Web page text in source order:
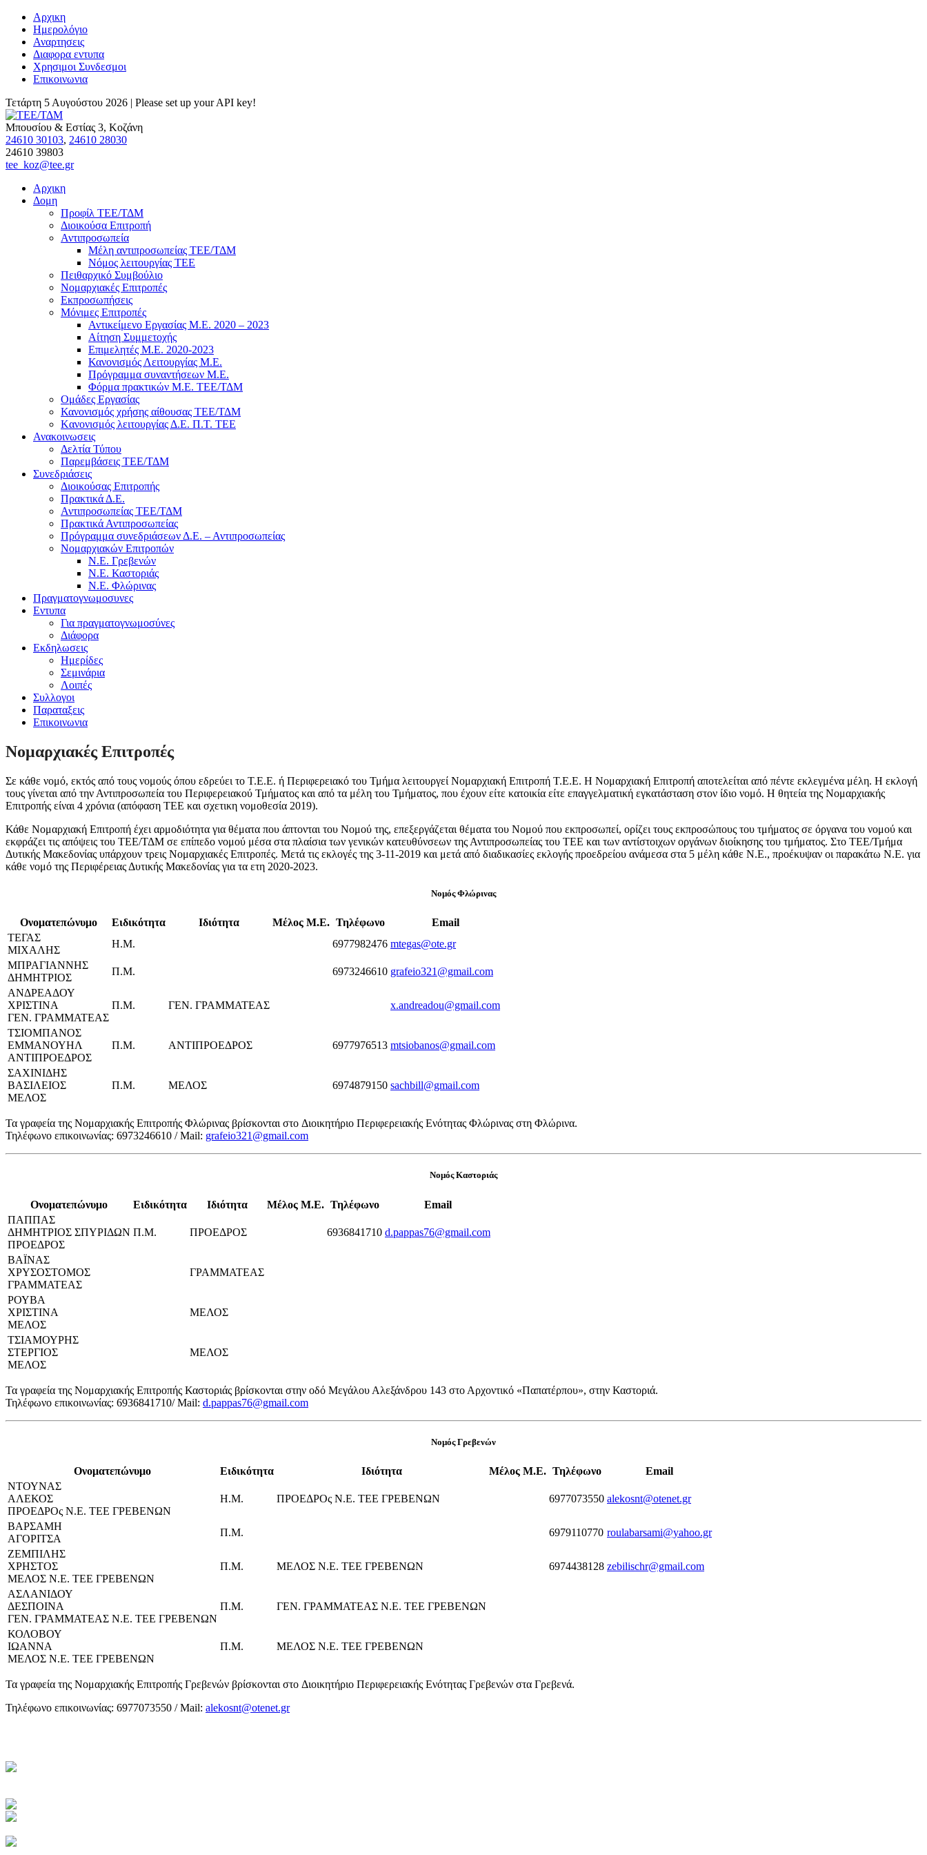
Αρχικη
Ημερολόγιο
Αναρτησεις
Διαφορα εντυπα
Χρησιμοι Συνδεσμοι
Επικοινωνια
Τετάρτη 5 Αυγούστου 2026 | Please set up your API key!
Μπουσίου & Εστίας 3, Κοζάνη
24610 30103, 24610 28030
24610 39803
tee_koz@tee.gr
Αρχικη
Δομη
Προφίλ ΤΕΕ/ΤΔΜ
Διοικούσα Επιτροπή
Αντιπροσωπεία
Μέλη αντιπροσωπείας ΤΕΕ/ΤΔΜ
Νόμος λειτουργίας ΤΕΕ
Πειθαρχικό Συμβούλιο
Νομαρχιακές Επιτροπές
Εκπροσωπήσεις
Μόνιμες Επιτροπές
Αντικείμενο Εργασίας Μ.Ε. 2020 – 2023
Αίτηση Συμμετοχής
Επιμελητές Μ.Ε. 2020-2023
Κανονισμός Λειτουργίας Μ.Ε.
Πρόγραμμα συναντήσεων M.E.
Φόρμα πρακτικών Μ.Ε. ΤΕΕ/ΤΔΜ
Ομάδες Εργασίας
Κανονισμός χρήσης αίθουσας ΤΕΕ/ΤΔΜ
Kανονισμός λειτουργίας Δ.Ε. Π.Τ. ΤΕΕ
Ανακοινωσεις
Δελτία Τύπου
Παρεμβάσεις ΤΕΕ/ΤΔΜ
Συνεδριάσεις
Διοικούσας Επιτροπής
Πρακτικά Δ.Ε.
Αντιπροσωπείας ΤΕΕ/ΤΔΜ
Πρακτικά Αντιπροσωπείας
Πρόγραμμα συνεδριάσεων Δ.Ε. – Αντιπροσωπείας
Νομαρχιακών Επιτροπών
Ν.Ε. Γρεβενών
Ν.Ε. Καστοριάς
Ν.Ε. Φλώρινας
Πραγματογνωμοσυνες
Εντυπα
Για πραγματογνωμοσύνες
Διάφορα
Εκδηλωσεις
Ημερίδες
Σεμινάρια
Λοιπές
Συλλογοι
Παραταξεις
Επικοινωνια
Νομαρχιακές Επιτροπές
Σε κάθε νομό, εκτός από τους νομούς όπου εδρεύει το Τ.Ε.Ε. ή Περιφερειακό του Τμήμα λειτουργεί Νομαρχιακή Επιτροπή Τ.Ε.Ε. Η Νομαρχιακή Επιτροπή αποτελείται από πέντε εκλεγμένα μέλη. Η εκλογή
τους γίνεται από την Αντιπροσωπεία του Περιφερειακού Τμήματος και από τα μέλη του Τμήματος, που έχουν είτε κατοικία είτε επαγγελματική εγκατάσταση στον ίδιο νομό. Η θητεία της Νομαρχιακής
Επιτροπής είναι 4 χρόνια (απόφαση ΤΕΕ και σχετικη νομοθεσία 2019).
Κάθε Νομαρχιακή Επιτροπή έχει αρμοδιότητα για θέματα που άπτονται του Νομού της, επεξεργάζεται θέματα του Νομού που εκπροσωπεί, ορίζει τους εκπροσώπους του τμήματος σε όργανα του νομού και
εκφράζει τις απόψεις του ΤΕΕ/ΤΔΜ σε επίπεδο νομού μέσα στα πλαίσια των γενικών κατευθύνσεων της Αντιπροσωπείας του ΤΕΕ και των αντίστοιχων οργάνων διοίκησης του τμήματος. Στο ΤΕΕ/Τμήμα
Δυτικής Μακεδονίας υπάρχουν τρεις Νομαρχιακές Επιτροπές. Μετά τις εκλογές της 3-11-2019 και μετά από διαδικασίες εκλογής προεδρείου ανάμεσα στα 5 μέλη κάθε Ν.Ε., προέκυψαν οι παρακάτω Ν.Ε. για
κάθε νομό της Περιφέρειας Δυτικής Μακεδονίας για τα ετη 2020-2023.
Νομός Φλώρινας
Ονοματεπώνυμο Ειδικότητα Ιδιότητα Μέλος Μ.Ε. Τηλέφωνο
Email
ΤΕΓΑΣ
ΜΙΧΑΛΗΣ
Η.Μ. 6977982476 mtegas@ote.gr
ΜΠΡΑΓΙΑΝΝΗΣ
ΔΗΜΗΤΡΙΟΣ
Π.Μ. 6973246610 grafeio321@gmail.com
ΑΝΔΡΕΑΔΟΥ
ΧΡΙΣΤΙΝΑ
ΓΕΝ. ΓΡΑΜΜΑΤΕΑΣ
Π.Μ. ΓΕΝ. ΓΡΑΜΜΑΤΕΑΣ x.andreadou@gmail.com
ΤΣΙΟΜΠΑΝΟΣ
ΕΜΜΑΝΟΥΗΛ
ΑΝΤΙΠΡΟΕΔΡΟΣ
Π.Μ. ΑΝΤΙΠΡΟΕΔΡΟΣ 6977976513 mtsiobanos@gmail.com
ΣΑΧΙΝΙΔΗΣ
ΒΑΣΙΛΕΙΟΣ
ΜΕΛΟΣ
Π.Μ. ΜΕΛΟΣ 6974879150 sachbill@gmail.com
Τα γραφεία της Νομαρχιακής Επιτροπής Φλώρινας βρίσκονται στο Διοικητήριο Περιφερειακής Ενότητας Φλώρινας στη Φλώρινα.
Τηλέφωνο επικοινωνίας: 6973246610 / Mail: grafeio321@gmail.com
Νομός Καστοριάς
Ονοματεπώνυμο Ειδικότητα Ιδιότητα Μέλος Μ.Ε. Τηλέφωνο
Email
ΠΑΠΠΑΣ
ΔΗΜΗΤΡΙΟΣ ΣΠΥΡΙΔΩΝ
ΠΡΟΕΔΡΟΣ
Π.Μ. ΠΡΟΕΔΡΟΣ 6936841710 d.pappas76@gmail.com
ΒΑΪΝΑΣ
ΧΡΥΣΟΣΤΟΜΟΣ
ΓΡΑΜΜΑΤΕΑΣ
ΓΡΑΜΜΑΤΕΑΣ
ΡΟΥΒΑ
ΧΡΙΣΤΙΝΑ
ΜΕΛΟΣ
ΜΕΛΟΣ
ΤΣΙΑΜΟΥΡΗΣ
ΣΤΕΡΓΙΟΣ
ΜΕΛΟΣ
ΜΕΛΟΣ
Τα γραφεία της Νομαρχιακής Επιτροπής Καστοριάς βρίσκονται στην οδό Μεγάλου Αλεξάνδρου 143 στο Αρχοντικό «Παπατέρπου», στην Καστοριά.
Τηλέφωνο επικοινωνίας: 6936841710/ Mail: d.pappas76@gmail.com
Νομός Γρεβενών
Ονοματεπώνυμο Ειδικότητα Ιδιότητα Μέλος Μ.Ε. Τηλέφωνο
Email
ΝΤΟΥΝΑΣ
ΑΛΕΚΟΣ
ΠΡΟΕΔΡΟς Ν.Ε. ΤΕΕ ΓΡΕΒΕΝΩΝ
Η.Μ. ΠΡΟΕΔΡΟς Ν.Ε. ΤΕΕ ΓΡΕΒΕΝΩΝ 6977073550 alekosnt@otenet.gr
ΒΑΡΣΑΜΗ
ΑΓΟΡΙΤΣΑ
Π.Μ. 6979110770 roulabarsami@yahoo.gr
ΖΕΜΠΙΛΗΣ
ΧΡΗΣΤΟΣ
ΜΕΛΟΣ Ν.Ε. ΤΕΕ ΓΡΕΒΕΝΩΝ
Π.Μ. ΜΕΛΟΣ Ν.Ε. ΤΕΕ ΓΡΕΒΕΝΩΝ 6974438128 zebilischr@gmail.com
ΑΣΛΑΝΙΔΟΥ
ΔΕΣΠΟΙΝΑ
ΓΕΝ. ΓΡΑΜΜΑΤΕΑΣ Ν.Ε. ΤΕΕ ΓΡΕΒΕΝΩΝ
Π.Μ. ΓΕΝ. ΓΡΑΜΜΑΤΕΑΣ Ν.Ε. ΤΕΕ ΓΡΕΒΕΝΩΝ
ΚΟΛΟΒΟΥ
ΙΩΑΝΝΑ
ΜΕΛΟΣ Ν.Ε. ΤΕΕ ΓΡΕΒΕΝΩΝ
Π.Μ. ΜΕΛΟΣ Ν.Ε. ΤΕΕ ΓΡΕΒΕΝΩΝ
Τα γραφεία της Νομαρχιακής Επιτροπής Γρεβενών βρίσκονται στο Διοικητήριο Περιφερειακής Ενότητας Γρεβενών στα Γρεβενά.
Τηλέφωνο επικοινωνίας: 6977073550 / Mail: alekosnt@otenet.gr